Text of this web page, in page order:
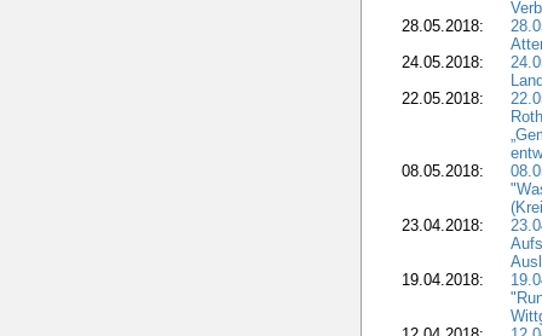
28.05.2018:
24.05.2018:
22.05.2018:
08.05.2018:
23.04.2018:
19.04.2018: